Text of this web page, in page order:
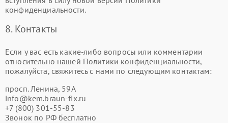
конфиденциальности.
8. Контакты
Если у вас есть какие-либо вопросы или комментарии
относительно нашей Политики конфиденциальности,
пожалуйста, свяжитесь с нами по следующим контактам:
просп. Ленина, 59А
info@kem.braun-fix.ru
+7 (800) 301-55-83
Звонок по РФ бесплатно